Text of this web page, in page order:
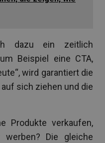
dazu ein zeitlich
Beispiel eine CTA,
wird garantiert die
sich ziehen und die
Produkte verkaufen,
Die gleiche